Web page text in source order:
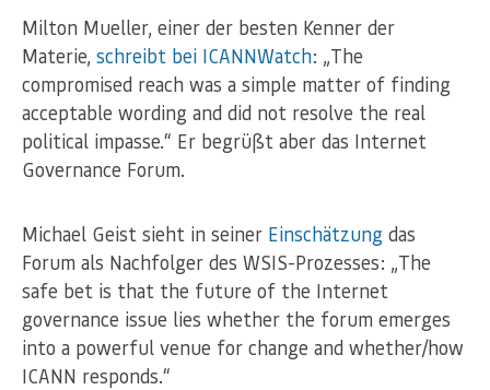
Milton Mueller, einer der besten Kenner der
Materie, schreibt bei ICANNWatch: „The
compromised reach was a simple matter of finding
acceptable wording and did not resolve the real
political impasse.“ Er begrüßt aber das Internet
Governance Forum.
Michael Geist sieht in seiner Einschätzung das
Forum als Nachfolger des WSIS-Prozesses: „The
safe bet is that the future of the Internet
governance issue lies whether the forum emerges
into a powerful venue for change and whether/how
ICANN responds.“